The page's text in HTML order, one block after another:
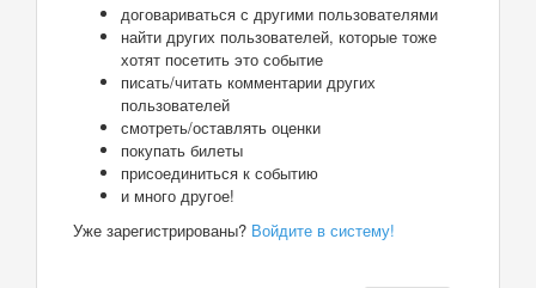
договариваться с другими пользователями
найти других пользователей, которые тоже
хотят посетить это событие
писать/читать комментарии других
пользователей
смотреть/оставлять оценки
покупать билеты
присоединиться к событию
и много другое!
Уже зарегистрированы? Войдите в систему!